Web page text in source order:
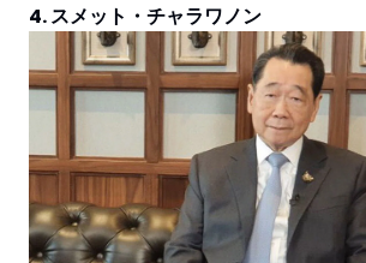
4. スメット・チャラワノン